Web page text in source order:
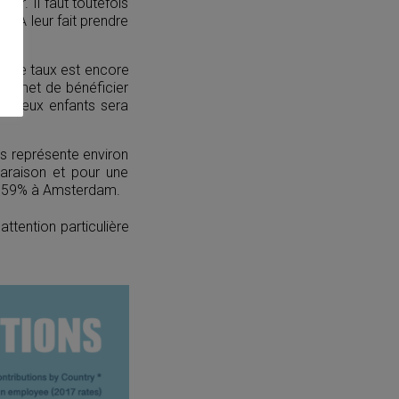
leur fait prendre
Le taux est encore
de bénéficier
deux enfants sera
représente environ
et pour une
à Amsterdam.
particulière